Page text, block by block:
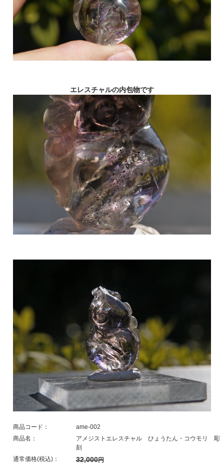
エレスチャルの内包物です
商品コード：
ame-002
商品名：
アメジストエレスチャル ひょうたん・コウモリ 彫
刻
通常価格(税込)：
32,000円